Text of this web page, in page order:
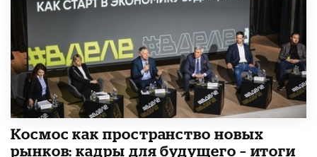
Космос как пространство новых
рынков: кадры для будущего – итоги